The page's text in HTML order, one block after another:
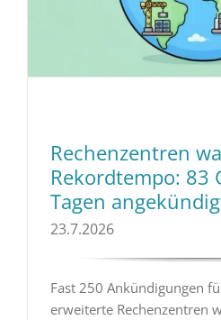
Rechenzentren
Rekordtempo: 83
Tagen
23.7.2026
Fast 250 Ankündigungen
erweiterte Rechenzentren